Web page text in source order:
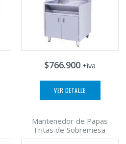
$766.900 +iva
VER DETALLE
Mantenedor de Papas
Fritas de Sobremesa